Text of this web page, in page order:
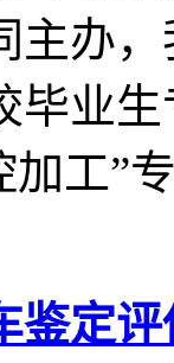
主办
毕业
加工”
鉴定